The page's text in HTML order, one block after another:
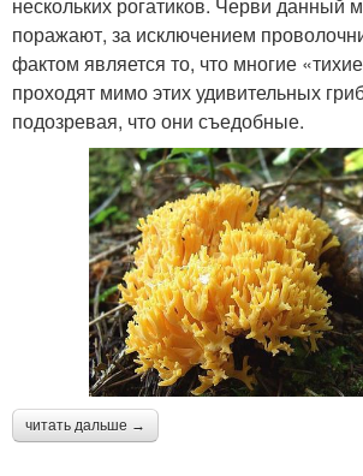
нескольких рогатиков. Черви данный
поражают, за исключением
фактом является то, что многие
проходят мимо этих удивительных
подозревая, что они съедобные.
читать дальше →